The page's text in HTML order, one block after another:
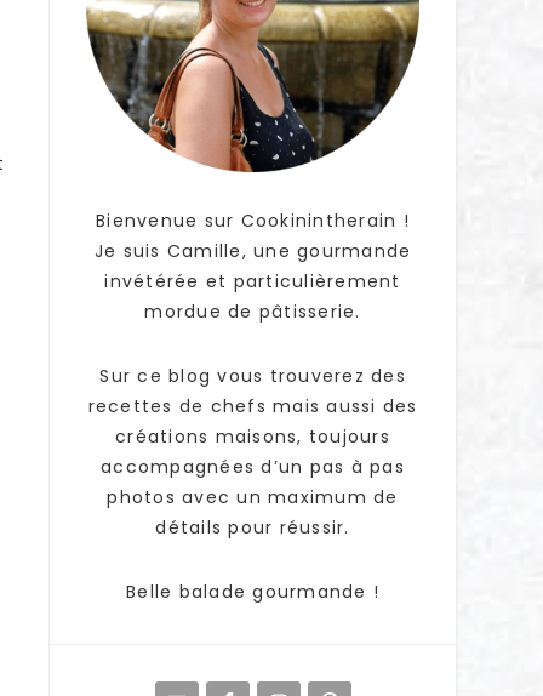
Bienvenue sur Cookinintherain !
Je suis Camille, une gourmande
invétérée et particulièrement
mordue de pâtisserie.
Sur ce blog vous trouverez des
recettes de chefs mais aussi des
créations maisons, toujours
accompagnées d’un pas à pas
photos avec un maximum de
détails pour réussir.
Belle balade gourmande !